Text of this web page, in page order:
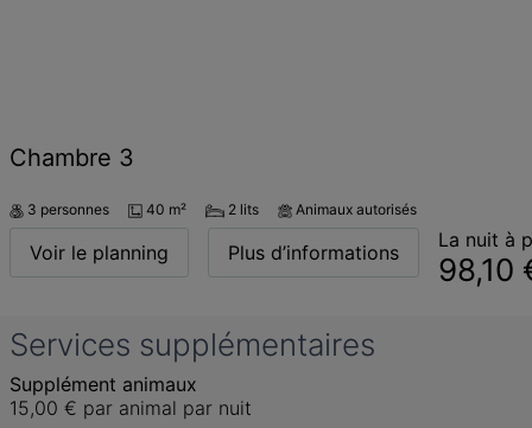
Chambre 3
3 personnes 40 m² 2 lits Animaux autorisés
Voir le planning Plus d’informations
La nuit à
98,10
Services supplémentaires
Supplément animaux
15,00 € par animal par nuit